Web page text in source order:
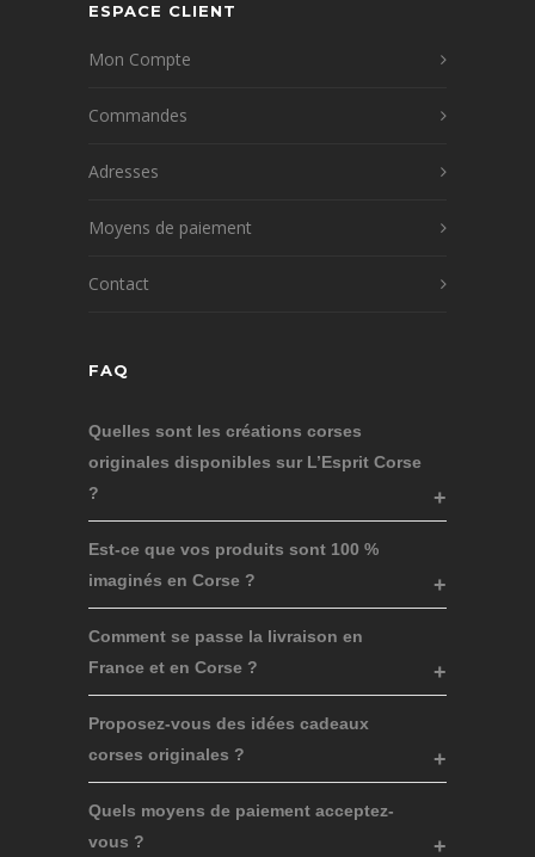
ESPACE CLIENT
Mon Compte
Commandes
Adresses
Moyens de paiement
Contact
FAQ
Quelles sont les créations corses
originales disponibles sur L’Esprit Corse
?
Est-ce que vos produits sont 100 %
imaginés en Corse ?
Comment se passe la livraison en
France et en Corse ?
Proposez-vous des idées cadeaux
corses originales ?
Quels moyens de paiement acceptez-
vous ?